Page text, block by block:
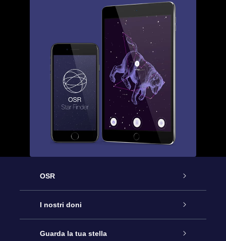
OSR
Assistenza
Contattaci
I nostri doni
Online Star Gift
Guarda la tua stella